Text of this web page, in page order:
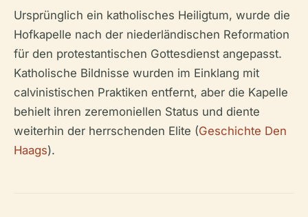
Ursprünglich ein katholisches Heiligtum, wurde die
Hofkapelle nach der niederländischen Reformation
für den protestantischen Gottesdienst angepasst.
Katholische Bildnisse wurden im Einklang mit
calvinistischen Praktiken entfernt, aber die Kapelle
behielt ihren zeremoniellen Status und diente
weiterhin der herrschenden Elite (Geschichte Den
Haags).